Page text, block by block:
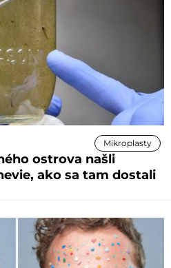
Mikroplasty
ostrova našli
ako sa tam dostali